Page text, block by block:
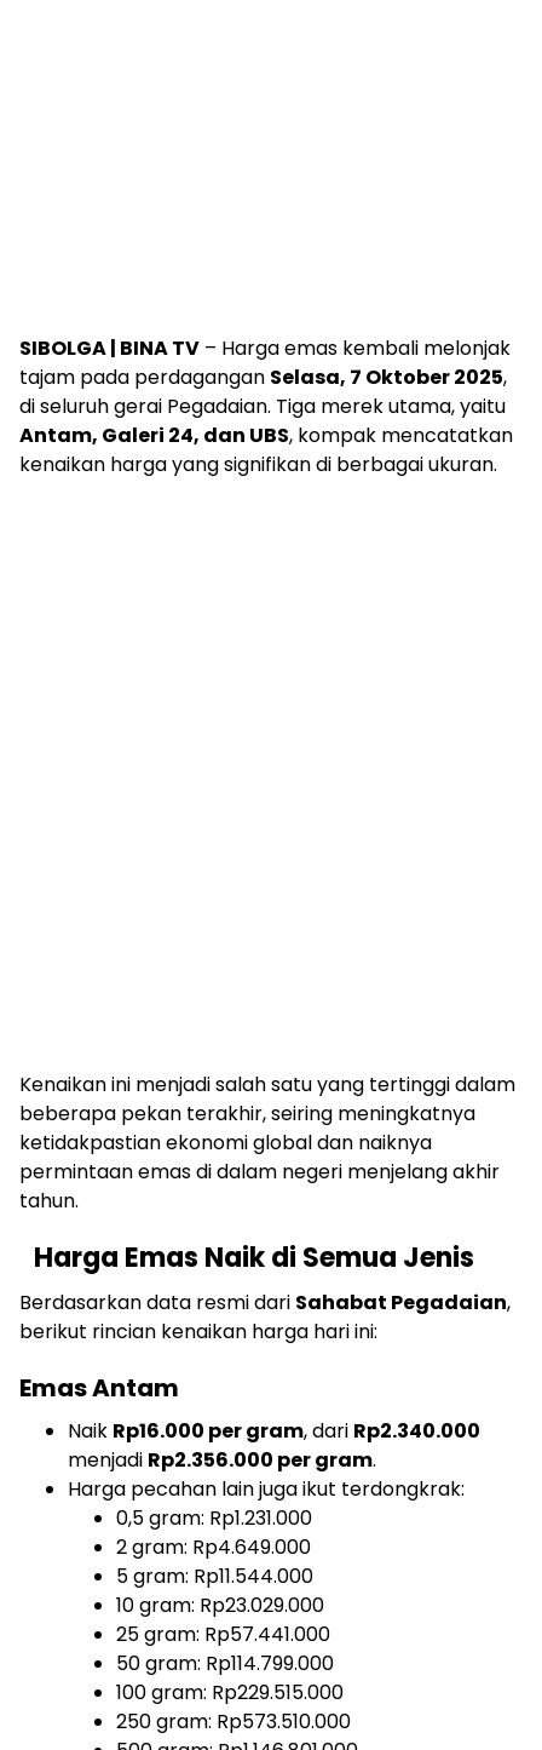
SIBOLGA | BINA TV – Harga emas kembali melonjak
tajam pada perdagangan Selasa, 7 Oktober 2025,
di seluruh gerai Pegadaian. Tiga merek utama, yaitu
Antam, Galeri 24, dan UBS, kompak mencatatkan
kenaikan harga yang signifikan di berbagai ukuran.
Kenaikan ini menjadi salah satu yang tertinggi dalam
beberapa pekan terakhir, seiring meningkatnya
ketidakpastian ekonomi global dan naiknya
permintaan emas di dalam negeri menjelang akhir
tahun.
Harga Emas Naik di Semua Jenis
Berdasarkan data resmi dari Sahabat Pegadaian,
berikut rincian kenaikan harga hari ini:
Emas Antam
Naik Rp16.000 per gram, dari Rp2.340.000
menjadi Rp2.356.000 per gram.
Harga pecahan lain juga ikut terdongkrak:
0,5 gram: Rp1.231.000
2 gram: Rp4.649.000
5 gram: Rp11.544.000
10 gram: Rp23.029.000
25 gram: Rp57.441.000
50 gram: Rp114.799.000
100 gram: Rp229.515.000
250 gram: Rp573.510.000